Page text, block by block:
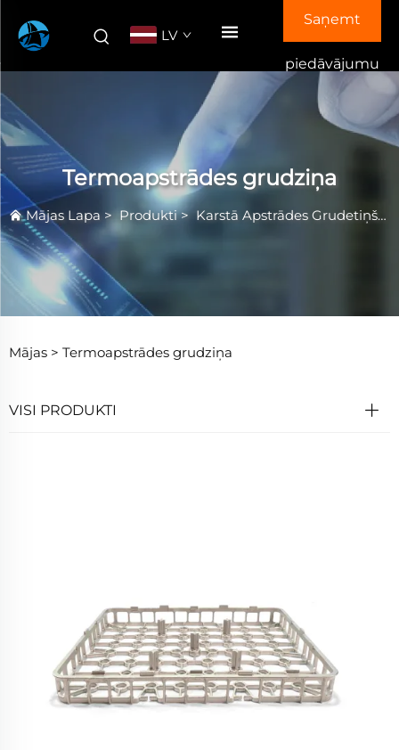
LV
Saņemt
piedāvājumu
Termoapstrādes grudziņa
Mājas Lapa >Produkti> Karstā Apstrādes Grudetiņš/Plāksne
Mājas > Termoapstrādes grudziņa
VISI PRODUKTI